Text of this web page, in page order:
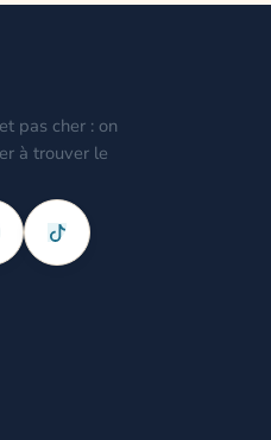
pas cher : on
à trouver le